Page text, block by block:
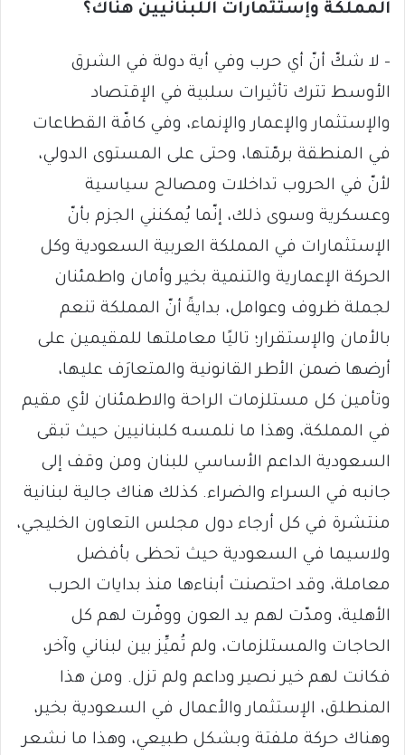
المملكة وإستثمارات اللبنانيين هناك؟
– لا شكّ أنّ أي حرب وفي أية دولة في الشرق
الأوسط تترك تأثيرات سلبية في الإقتصاد
والإستثمار والإعمار والإنماء، وفي كافّة القطاعات
في المنطقة برمّتها، وحتى على المستوى الدولي،
لأنّ في الحروب تداخلات ومصالح سياسية
وعسكرية وسوى ذلك، إنّما يُمكنني الجزم بأنّ
الإستثمارات في المملكة العربية السعودية وكل
الحركة الإعمارية والتنمية بخير وأمان واطمئنان
لجملة ظروف وعوامل، بدايةً أنّ المملكة تنعم
بالأمان والإستقرار؛ تاليًا معاملتها للمقيمين على
أرضها ضمن الأطر القانونية والمتعارَف عليها،
وتأمين كل مستلزمات الراحة والاطمئنان لأي مقيم
في المملكة، وهذا ما نلمسه كلبنانيين حيث تبقى
السعودية الداعم الأساسي للبنان ومن وقف إلى
جانبه في السراء والضراء. كذلك هناك جالية لبنانية
منتشرة في كل أرجاء دول مجلس التعاون الخليجي،
ولاسيما في السعودية حيث تحظى بأفضل
معاملة، وقد احتصنت أبناءها منذ بدايات الحرب
الأهلية، ومدّت لهم يد العون ووفّرت لهم كل
الحاجات والمستلزمات، ولم تُميِّز بين لبناني وآخر،
فكانت لهم خير نصير وداعم ولم تزل. ومن هذا
المنطلق، الإستثمار والأعمال في السعودية بخير،
وهناك حركة ملفتة وبشكل طبيعي، وهذا ما نشعر